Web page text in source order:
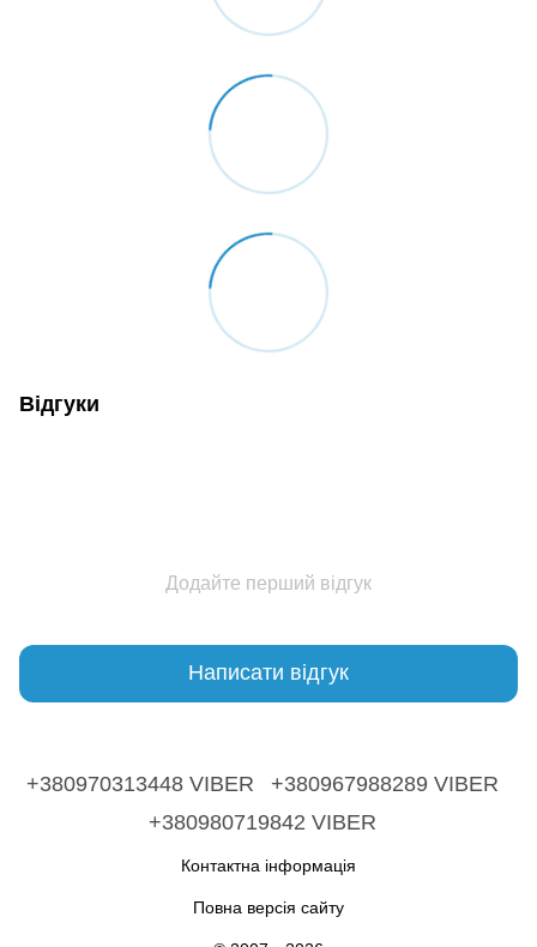
Відгуки
Додайте перший відгук
Написати відгук
+380970313448 VIBER
+380967988289 VIBER
+380980719842 VIBER
Контактна інформація
Повна версія сайту